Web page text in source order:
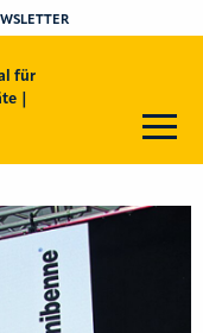
für
|